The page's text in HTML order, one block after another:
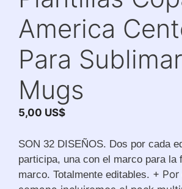
America
Para Sublimar
Mugs
5,00 US$
SON 32 DISEÑOS. Dos por cada
participa, una con el marco para la
marco. Totalmente editables. +